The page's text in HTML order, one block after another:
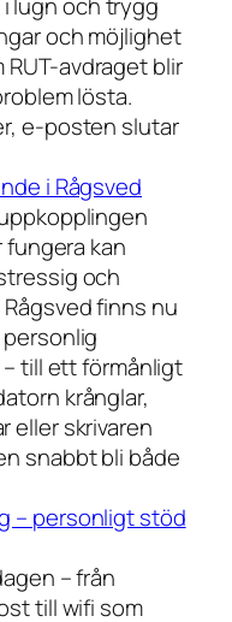
lugn och trygg
och möjlighet
avdraget blir
lösta.
e-posten slutar
i Rågsved
fungera kan
och
finns nu
till ett förmånligt
krånglar,
eller skrivaren
snabbt bli både
– personligt stöd
– från
till wifi som